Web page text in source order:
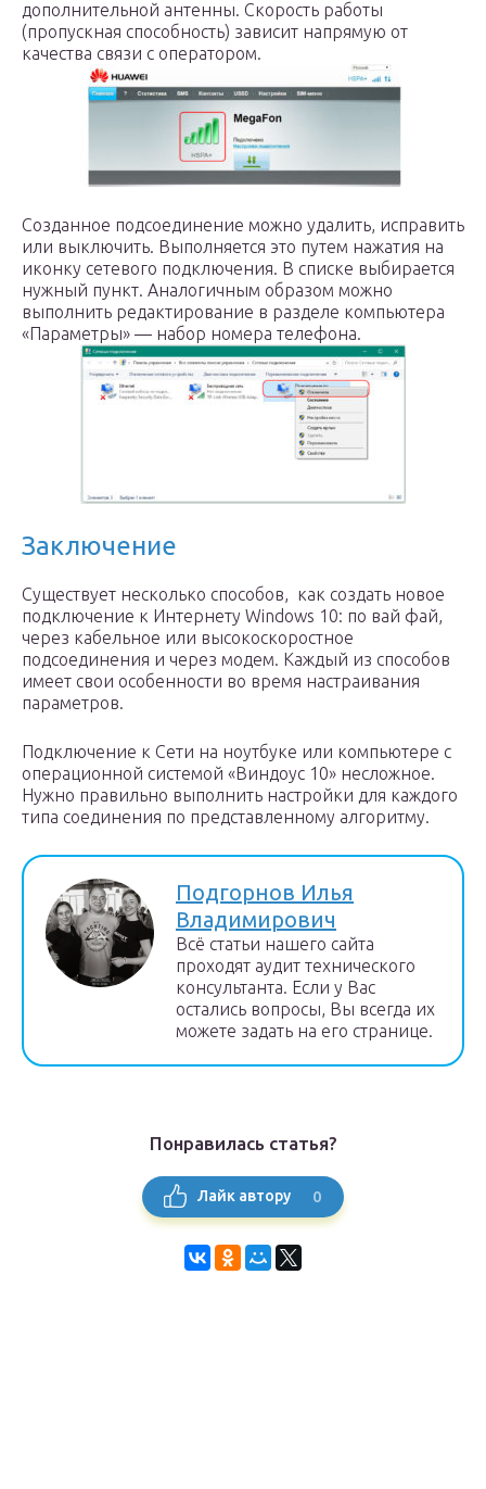
дополнительной антенны. Скорость работы
(пропускная способность) зависит напрямую от
качества связи с оператором.
Созданное подсоединение можно удалить, исправить
или выключить. Выполняется это путем нажатия на
иконку сетевого подключения. В списке выбирается
нужный пункт. Аналогичным образом можно
выполнить редактирование в разделе компьютера
«Параметры» — набор номера телефона.
Заключение
Существует несколько способов, как создать новое
подключение к Интернету Windows 10: по вай фай,
через кабельное или высокоскоростное
подсоединения и через модем. Каждый из способов
имеет свои особенности во время настраивания
параметров.
Подключение к Сети на ноутбуке или компьютере с
операционной системой «Виндоус 10» несложное.
Нужно правильно выполнить настройки для каждого
типа соединения по представленному алгоритму.
Подгорнов Илья
Владимирович
Всё статьи нашего сайта
проходят аудит технического
консультанта. Если у Вас
остались вопросы, Вы всегда их
можете задать на его странице.
Понравилась статья?
Лайк автору 0